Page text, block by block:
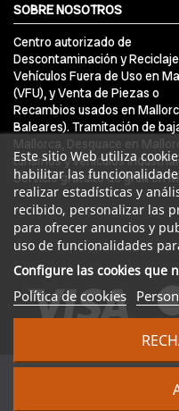
Este sitio Web utiliza
habilitar las
realizar estadísticas y
recibido, personalizar las
para ofrecer anuncios y
uso de funcionalidades
Configure las cookies que
Política de cookies
SOBRE NOSOTROS
Centro autorizado de
Descontaminación y
Vehículos Fuera de Uso en
(VFU), y Venta de Piezas o
Recambios usados en
Baleares). Tramitación de
Mallorca, Desguace en
turismos y vehículos
Servicio gratuito de grúa en
reservados |